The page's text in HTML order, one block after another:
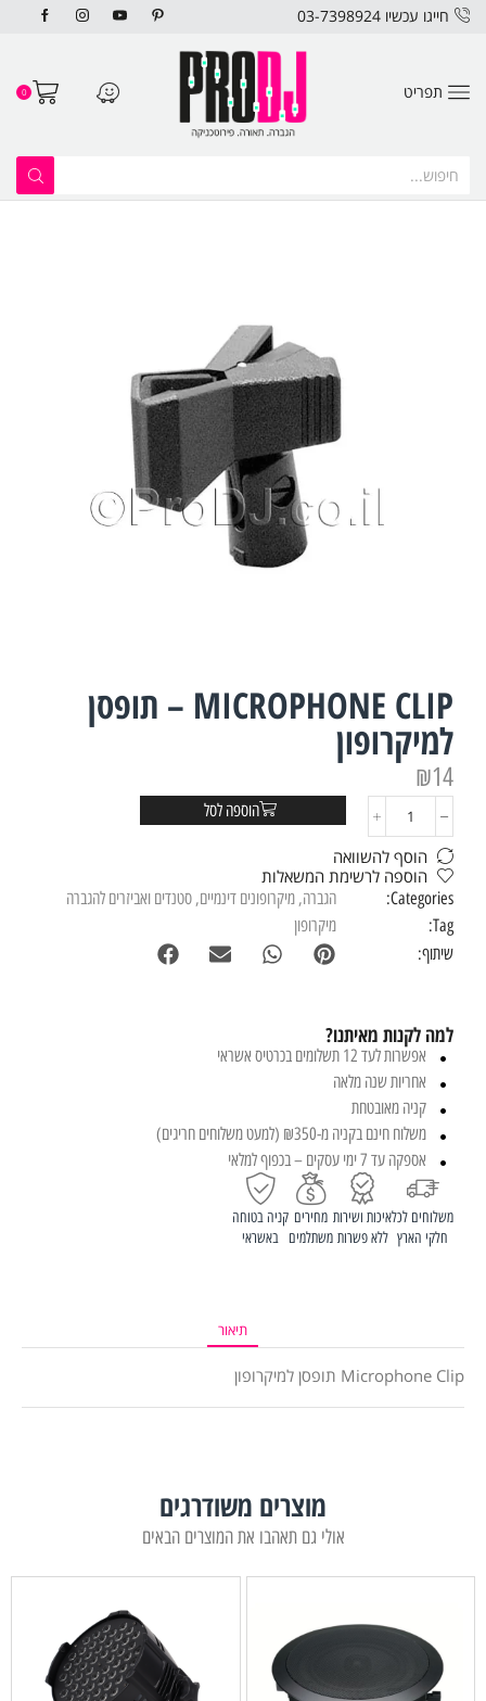
חייגו עכשיו 03-7398924
תפריט 0
MICROPHONE CLIP – תופסן
למיקרופון
₪14
הוספה לסל
הוסף להשוואה
הוספה לרשימת המשאלות
Categories: הגברה, מיקרופונים דינמיים, סטנדים ואביזרים להגברה
Tag:
מיקרופון
שיתוף:
למה לקנות מאיתנו?
אפשרות לעד 12 תשלומים בכרטיס אשראי
אחריות שנה מלאה
קניה מאובטחת
משלוח חינם בקניה מ-₪350 (למעט משלוחים חריגים)
אספקה עד 7 ימי עסקים – בכפוף למלאי
משלוחים לכל
חלקי הארץ
איכות ושירות
ללא פשרות
מחירים
משתלמים
קניה בטוחה
באשראי
תיאור
Microphone Clip תופסן למיקרופון
מוצרים משודרגים
אולי גם תאהבו את המוצרים הבאים